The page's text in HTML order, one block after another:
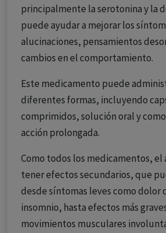
principalmente la serotonina y la
puede ayudar a mejorar los
alucinaciones, pensamientos
cambios en el comportamiento.
Este medicamento puede
diferentes formas, incluyendo
comprimidos, solución oral y
acción prolongada.
Como todos los medicamentos,
tener efectos secundarios, que
desde síntomas leves como dolor
insomnio, hasta efectos más
movimientos musculares